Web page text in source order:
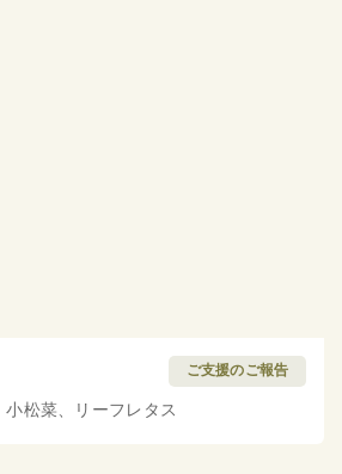
ご支援のご報告
松菜、リーフレタス